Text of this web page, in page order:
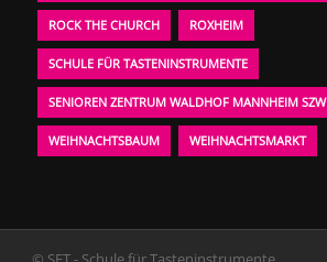
ROCK THE CHURCH ROXHEIM
SCHULE FÜR TASTENINSTRUMENTE
SENIOREN ZENTRUM WALDHOF MANNHEIM SZW
WEIHNACHTSBAUM WEIHNACHTSMARKT